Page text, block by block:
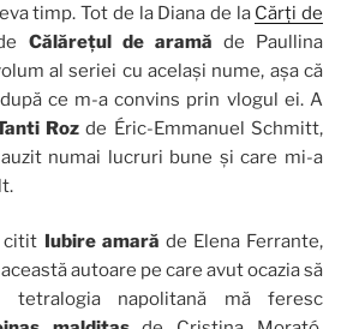
timp. Tot de la Diana de la Cărți de
Călărețul de aramă de Paullina
al seriei cu același nume, așa că
ce m-a convins prin vlogul ei. A
Roz de Éric-Emmanuel Schmitt,
numai lucruri bune și care mi-a
citit Iubire amară de Elena Ferrante,
autoare pe care avut ocazia să
napolitană mă feresc